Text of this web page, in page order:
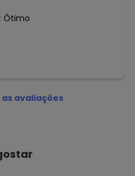
Ótimo
avaliações